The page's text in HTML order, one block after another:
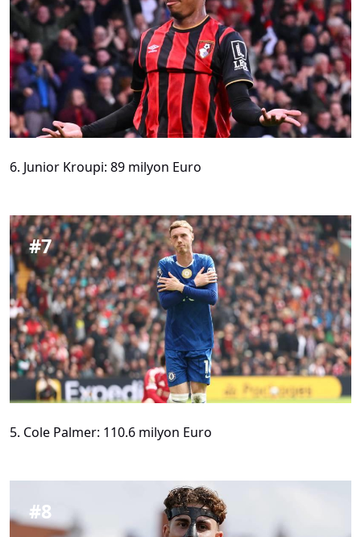
6. Junior Kroupi: 89 milyon Euro
#7
5. Cole Palmer: 110.6 milyon Euro
#8